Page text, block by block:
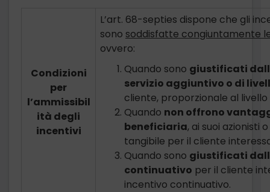
Condizioni
per
l’ammissibil
ità degli
incentivi
L’art. 68-septies dispone che gli
sono soddisfatte congiuntamente
ovvero:
Quando sono giustificati
servizio aggiuntivo o di
cliente, proporzionale al
Quando non offrono
beneficiaria, ai suoi azionisti
tangibile per il cliente
Quando sono giustificati
continuativo per il cliente
incentivo continuativo.